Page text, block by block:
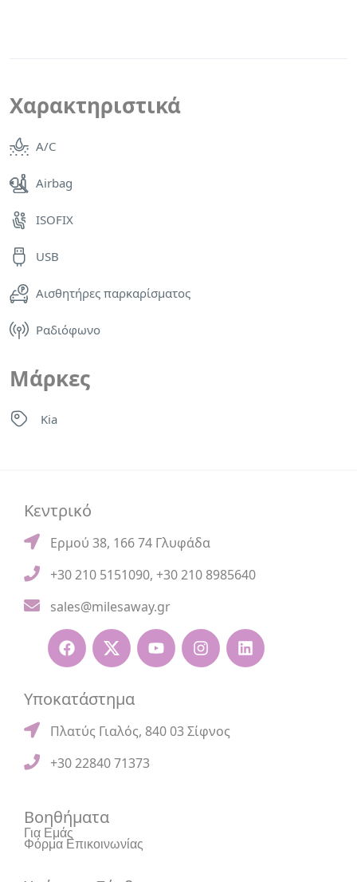
Χαρακτηριστικά
A/C
Airbag
ISOFIX
USB
Αισθητήρες παρκαρίσματος
Ραδιόφωνο
Μάρκες
Kia
Κεντρικό
Ερμού 38, 166 74 Γλυφάδα
+30 210 5151090, +30 210 8985640
sales@milesaway.gr
Υποκατάστημα
Πλατύς Γιαλός, 840 03 Σίφνος
+30 22840 71373
Βοηθήματα
Για Εμάς
Φόρμα Επικοινωνίας